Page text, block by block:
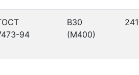
94
В30
(М400)